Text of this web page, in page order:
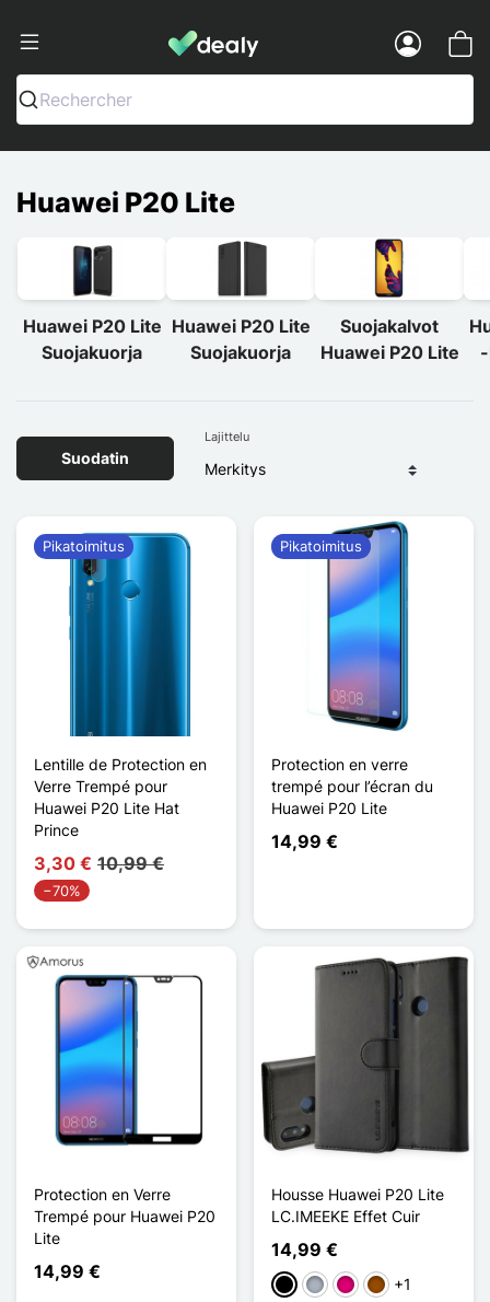
Dealy - Kotelot ja tarvikkeet
Rechercher
Huawei P20 Lite
Huawei P20 Lite
Suojakuorja
Huawei P20 Lite
Suojakuorja
Suojakalvot
Huawei P20 Lite
Suodatin
Lajittelu
Lentille de Protection en
Verre Trempé pour
Huawei P20 Lite Hat
Prince
3,30 € 10,99 €
−70%
Pikatoimitus
Protection en verre
trempé pour l’écran du
Huawei P20 Lite
14,99 €
Pikatoimitus
Protection en Verre
Trempé pour Huawei P20
Lite
14,99 €
Housse Huawei P20 Lite
LC.IMEEKE Effet Cuir
14,99 €
MustaHarmaaMagenta
Ruskea
+1